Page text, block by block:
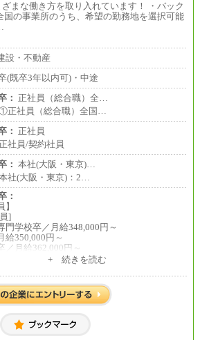
まな働き方を取り入れています！ ・バック
国の事業所のうち、希望の勤務地を選択可能
設・不動産
(既卒3年以内可)・中途
： 正社員（総合職）全…
正社員（総合職）全国…
： 正社員
社員/契約社員
： 本社(大阪・東京)…
社(大阪・東京)：2…
：
】
]
門学校卒／月給348,000円～
給350,000円～
／月給362,000円～
員]月給295,000円～
】
員]月給348,000円～
員]月給295,000円～
員】月給200,000円～
+ 続きを読む